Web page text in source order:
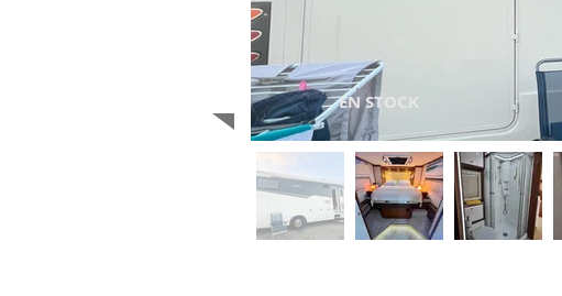
EN STOCK